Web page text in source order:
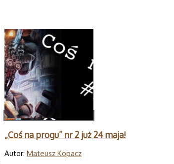
„Coś na progu” nr 2 już 24 maja!
Autor:Mateusz Kopacz